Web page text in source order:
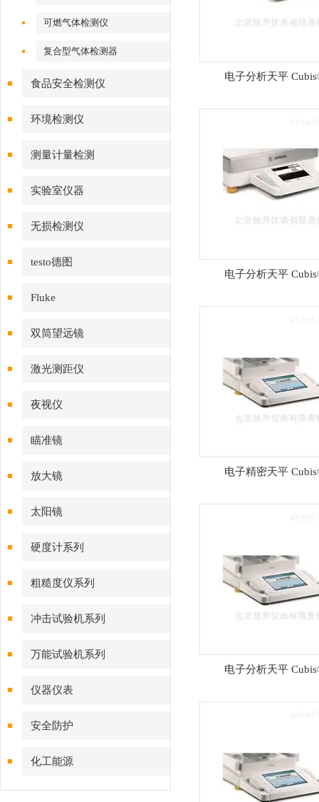
可燃气体检测仪
复合型气体检测器
食品安全检测仪
环境检测仪
测量计量检测
实验室仪器
无损检测仪
testo德图
Fluke
双筒望远镜
激光测距仪
夜视仪
瞄准镜
放大镜
太阳镜
硬度计系列
粗糙度仪系列
冲击试验机系列
万能试验机系列
仪器仪表
安全防护
化工能源
电子分析天平
电子分析天平
电子精密天平
电子分析天平